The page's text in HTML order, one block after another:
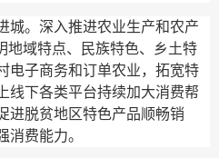
城。 深入推进农业生产和农产
地域特点、民族特色、乡土特
电子商务和订单农业，拓宽特
线下各类平台持续加大消费帮
进脱贫地区特色产品顺畅销
消费能力。